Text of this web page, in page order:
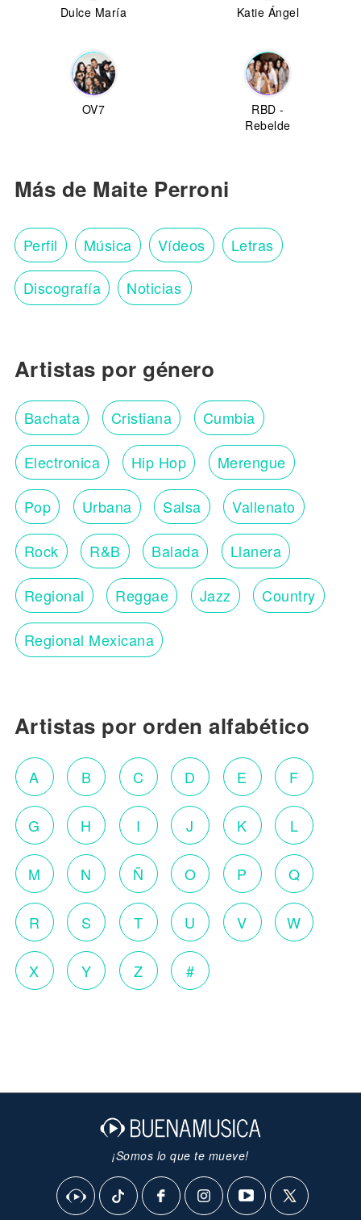
Dulce María Katie Ángel
OV7
RBD -
Rebelde
Más de Maite Perroni
Perfil Música Vídeos Letras
Discografía Noticias
Artistas por género
Bachata Cristiana Cumbia
Electronica Hip Hop Merengue
Pop Urbana Salsa Vallenato
Rock R&B Balada Llanera
Regional Reggae Jazz Country
Regional Mexicana
Artistas por orden alfabético
A B C D E F
G H I J K L
M N Ñ O P Q
R S T U V W
X Y Z #
¡Somos lo que te mueve!